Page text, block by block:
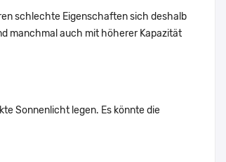
schlechte Eigenschaften sich deshalb
manchmal auch mit höherer Kapazität
Sonnenlicht legen. Es könnte die